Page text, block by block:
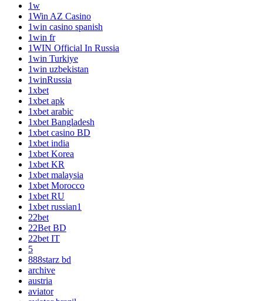
1w
1Win AZ Casino
1win casino spanish
1win fr
1WIN Official In Russia
1win Turkiye
1win uzbekistan
1winRussia
1xbet
1xbet apk
1xbet arabic
1xbet Bangladesh
1xbet casino BD
1xbet india
1xbet Korea
1xbet KR
1xbet malaysia
1xbet Morocco
1xbet RU
1xbet russian1
22bet
22Bet BD
22bet IT
5
888starz bd
archive
austria
aviator